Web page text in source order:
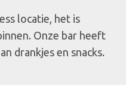
locatie, het is
Onze bar heeft
drankjes en snacks.